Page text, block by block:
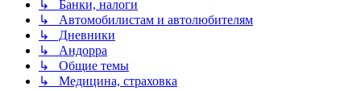
↳ Банки, налоги
↳ Автомобилистам и автолюбителям
↳ Дневники
↳ Андорра
↳ Общие темы
↳ Медицина, страховка